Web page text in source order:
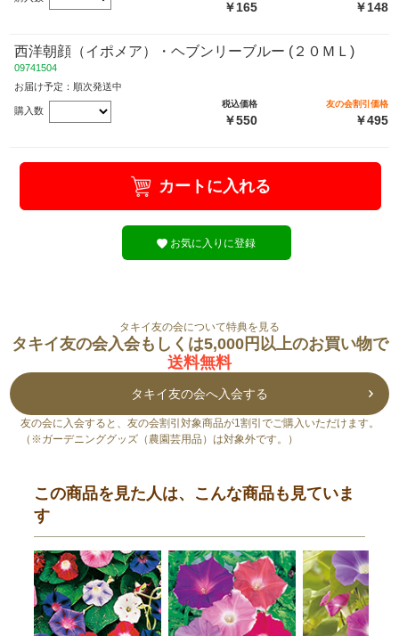
￥165 ￥148
西洋朝顔（イポメア）・ヘブンリーブルー (２０ＭＬ)
09741504
お届け予定：順次発送中
購入数
税込価格
￥550
友の会割引価格
￥495
カートに入れる
お気に入りに登録
タキイ友の会について特典を見る
タキイ友の会入会もしくは5,000円以上のお買い物で
送料無料
タキイ友の会へ入会する
友の会に入会すると、友の会割引対象商品が1割引でご購入いただけます。
（※ガーデニンググッズ（農園芸用品）は対象外です。）
この商品を見た人は、こんな商品も見ていま
す